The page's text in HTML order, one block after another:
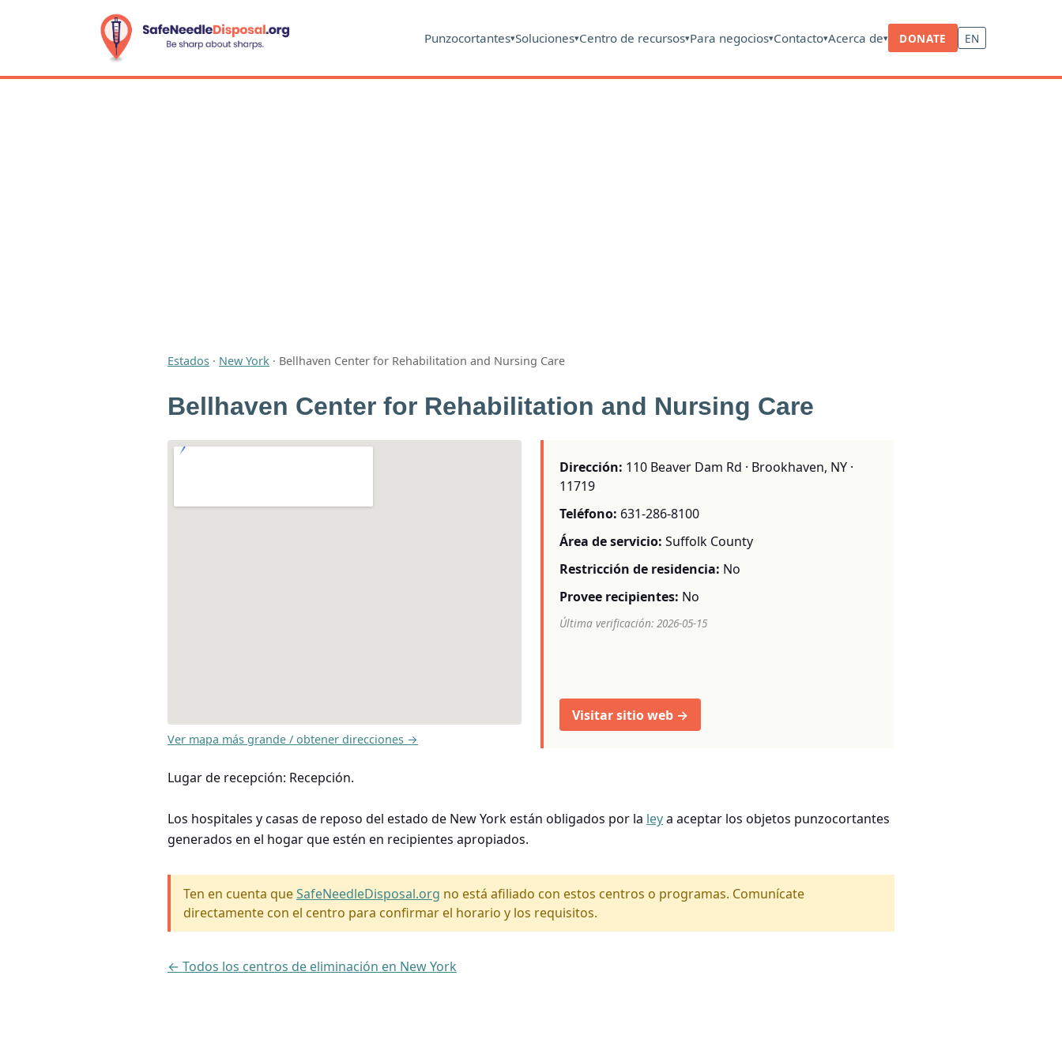
Punzocortantes▾Soluciones▾Centro de recursos▾Para negocios▾Contacto▾Acerca de▾ DONATE EN
Estados · New York · Bellhaven Center for Rehabilitation and Nursing Care
Bellhaven Center for Rehabilitation and Nursing Care
Ver mapa más grande / obtener direcciones →
Dirección: 110 Beaver Dam Rd · Brookhaven, NY ·
11719
Teléfono: 631-286-8100
Área de servicio: Suffolk County
Restricción de residencia: No
Provee recipientes: No
Última verificación: 2026-05-15
Visitar sitio web →
Lugar de recepción: Recepción.
Los hospitales y casas de reposo del estado de New York están obligados por la leya aceptar los objetos punzocortantes
generados en el hogar que estén en recipientes apropiados.
Ten en cuenta queSafeNeedleDisposal.org no está afiliado con estos centros o programas. Comunícate
directamente con el centro para confirmar el horario y los requisitos.
← Todos los centros de eliminación en New York